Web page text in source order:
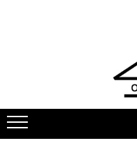
Grătare barbeque din fontă
România